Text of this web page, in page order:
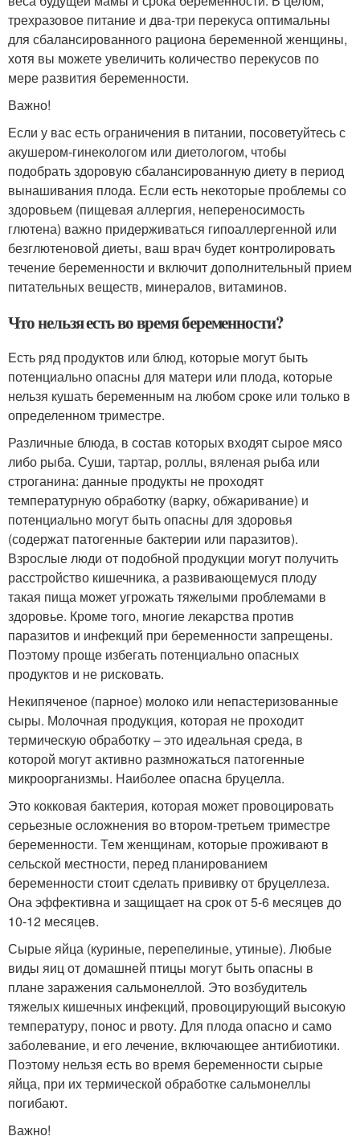
трехразовое питание и два-три перекуса оптимальны
для сбалансированного рациона беременной женщины,
хотя вы можете увеличить количество перекусов по
мере развития беременности.
Важно!
Если у вас есть ограничения в питании, посоветуйтесь с
акушером-гинекологом или диетологом, чтобы
подобрать здоровую сбалансированную диету в период
вынашивания плода. Если есть некоторые проблемы со
здоровьем (пищевая аллергия, непереносимость
глютена) важно придерживаться гипоаллергенной или
безглютеновой диеты, ваш врач будет контролировать
течение беременности и включит дополнительный прием
питательных веществ, минералов, витаминов.
Что нельзя есть во время беременности?
Есть ряд продуктов или блюд, которые могут быть
потенциально опасны для матери или плода, которые
нельзя кушать беременным на любом сроке или только в
определенном триместре.
Различные блюда, в состав которых входят сырое мясо
либо рыба. Суши, тартар, роллы, вяленая рыба или
строганина: данные продукты не проходят
температурную обработку (варку, обжаривание) и
потенциально могут быть опасны для здоровья
(содержат патогенные бактерии или паразитов).
Взрослые люди от подобной продукции могут получить
расстройство кишечника, а развивающемуся плоду
такая пища может угрожать тяжелыми проблемами в
здоровье. Кроме того, многие лекарства против
паразитов и инфекций при беременности запрещены.
Поэтому проще избегать потенциально опасных
продуктов и не рисковать.
Некипяченое (парное) молоко или непастеризованные
сыры. Молочная продукция, которая не проходит
термическую обработку – это идеальная среда, в
которой могут активно размножаться патогенные
микроорганизмы. Наиболее опасна бруцелла.
Это кокковая бактерия, которая может провоцировать
серьезные осложнения во втором-третьем триместре
беременности. Тем женщинам, которые проживают в
сельской местности, перед планированием
беременности стоит сделать прививку от бруцеллеза.
Она эффективна и защищает на срок от 5-6 месяцев до
10-12 месяцев.
Сырые яйца (куриные, перепелиные, утиные). Любые
виды яиц от домашней птицы могут быть опасны в
плане заражения сальмонеллой. Это возбудитель
тяжелых кишечных инфекций, провоцирующий высокую
температуру, понос и рвоту. Для плода опасно и само
заболевание, и его лечение, включающее антибиотики.
Поэтому нельзя есть во время беременности сырые
яйца, при их термической обработке сальмонеллы
погибают.
Важно!